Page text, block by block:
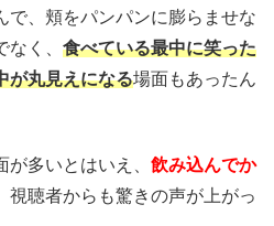
で、頬をパンパンに膨らませな
く、 食べている最中に笑った
が丸見えになる場面もあったん
多いとはいえ、 飲み込んでか
視聴者からも驚きの声が上がっ